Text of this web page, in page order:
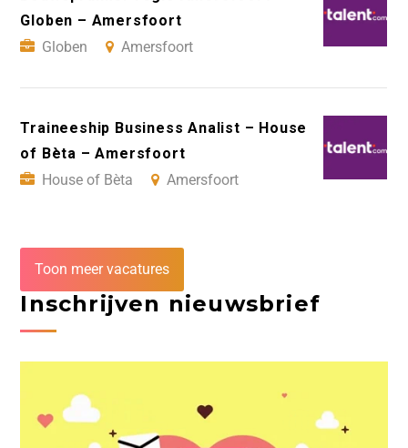
Globen – Amersfoort
Globen
Amersfoort
Traineeship Business Analist – House
of Bèta – Amersfoort
House of Bèta
Amersfoort
Toon meer vacatures
Inschrijven nieuwsbrief